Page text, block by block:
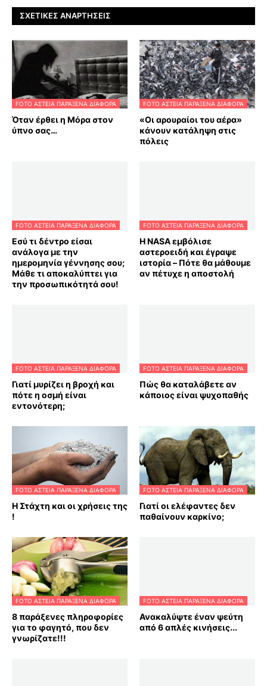
ΣΧΕΤΙΚΈΣ ΑΝΑΡΤΉΣΕΙΣ
FOTO ΑΣΤΕΙΑ ΠΑΡΑΞΕΝΑ ΔΙΑΦΟΡΑ
Όταν έρθει η Μόρα στον
ύπνο σας…
FOTO ΑΣΤΕΙΑ ΠΑΡΑΞΕΝΑ ΔΙΑΦΟΡΑ
«Οι αρουραίοι του αέρα»
κάνουν κατάληψη στις
πόλεις
FOTO ΑΣΤΕΙΑ ΠΑΡΑΞΕΝΑ ΔΙΑΦΟΡΑ
Εσύ τι δέντρο είσαι
ανάλογα με την
ημερομηνία γέννησης σου;
Μάθε τι αποκαλύπτει για
την προσωπικότητά σου!
FOTO ΑΣΤΕΙΑ ΠΑΡΑΞΕΝΑ ΔΙΑΦΟΡΑ
Η NASA εμβόλισε
αστεροειδή και έγραψε
ιστορία – Πότε θα μάθουμε
αν πέτυχε η αποστολή
FOTO ΑΣΤΕΙΑ ΠΑΡΑΞΕΝΑ ΔΙΑΦΟΡΑ
Γιατί μυρίζει η βροχή και
πότε η οσμή είναι
εντονότερη;
FOTO ΑΣΤΕΙΑ ΠΑΡΑΞΕΝΑ ΔΙΑΦΟΡΑ
Πώς θα καταλάβετε αν
κάποιος είναι ψυχοπαθής
FOTO ΑΣΤΕΙΑ ΠΑΡΑΞΕΝΑ ΔΙΑΦΟΡΑ
Η Στάχτη και οι χρήσεις της
!
FOTO ΑΣΤΕΙΑ ΠΑΡΑΞΕΝΑ ΔΙΑΦΟΡΑ
Γιατί οι ελέφαντες δεν
παθαίνουν καρκίνο;
FOTO ΑΣΤΕΙΑ ΠΑΡΑΞΕΝΑ ΔΙΑΦΟΡΑ
8 παράξενες πληροφορίες
για το φαγητό, που δεν
γνωρίζατε!!!
FOTO ΑΣΤΕΙΑ ΠΑΡΑΞΕΝΑ ΔΙΑΦΟΡΑ
Ανακαλύψτε έναν ψεύτη
από 6 απλές κινήσεις...